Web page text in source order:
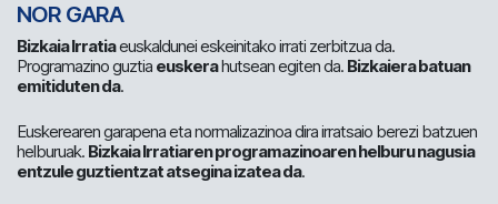
NOR GARA
Bizkaia Irratiaeuskaldunei eskeinitako irrati zerbitzua da.
Programazino guztia euskerahutsean egiten da. Bizkaiera batuan
emitiduten da.
Euskerearen garapena eta normalizazinoa dira irratsaio berezi batzuen
helburuak. Bizkaia Irratiaren programazinoaren helburu nagusia
entzule guztientzat atsegina izatea da.